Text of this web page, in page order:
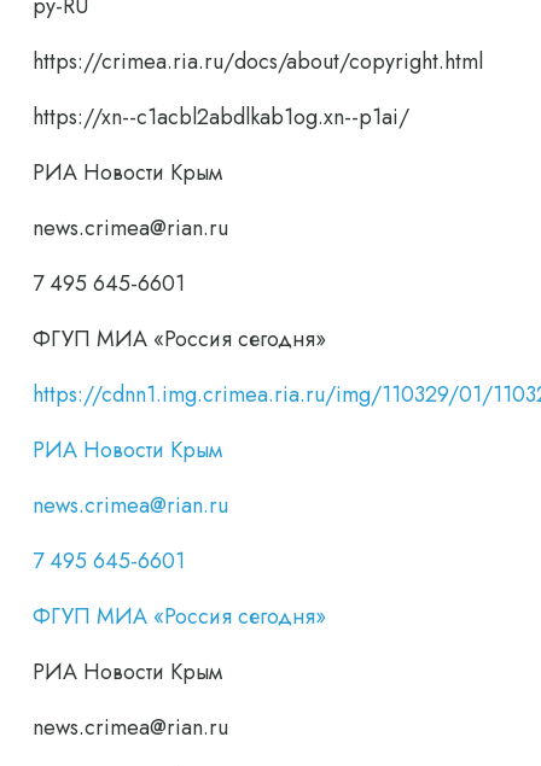
https://crimea.ria.ru/docs/about/copyright.html
https://xn--c1acbl2abdlkab1og.xn--p1ai/
РИА Новости Крым
news.crimea@rian.ru
7 495 645-6601
ФГУП МИА «Россия сегодня»
https://cdnn1.img.crimea.ria.ru/img/110329/01/
РИА Новости Крым
news.crimea@rian.ru
7 495 645-6601
ФГУП МИА «Россия сегодня»
РИА Новости Крым
news.crimea@rian.ru